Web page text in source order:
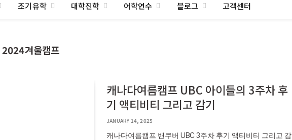
조기유학 대학진학 어학연수 블로그 고객센터
2024겨울캠프
캐나다여름캠프 UBC 아이들의 3주차 후
기 액티비티 그리고 감기
JANUARY 14, 2025
캐나다여름캠프 밴쿠버 UBC 3주차 후기 액티비티 그리고 감